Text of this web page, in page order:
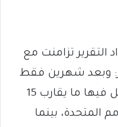
التقرير تزامنت مع
وبعد شهرين فقط
وقعت مجزرة الجنينة التي قتل فيها ما يقارب 15
بينما